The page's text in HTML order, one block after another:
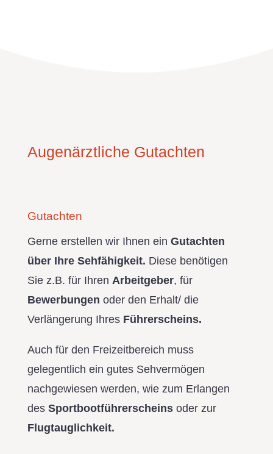
Augenärztliche Gutachten
Gutachten
Gerne erstellen wir Ihnen ein Gutachten
über Ihre Sehfähigkeit. Diese benötigen
Sie z.B. für Ihren Arbeitgeber, für
Bewerbungen oder den Erhalt/ die
Verlängerung Ihres Führerscheins.
Auch für den Freizeitbereich muss
gelegentlich ein gutes Sehvermögen
nachgewiesen werden, wie zum Erlangen
des Sportbootführerscheinsoder zur
Flugtauglichkeit.